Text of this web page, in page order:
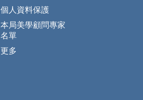
個人資料保護
本局美學顧問專家
名單
更多